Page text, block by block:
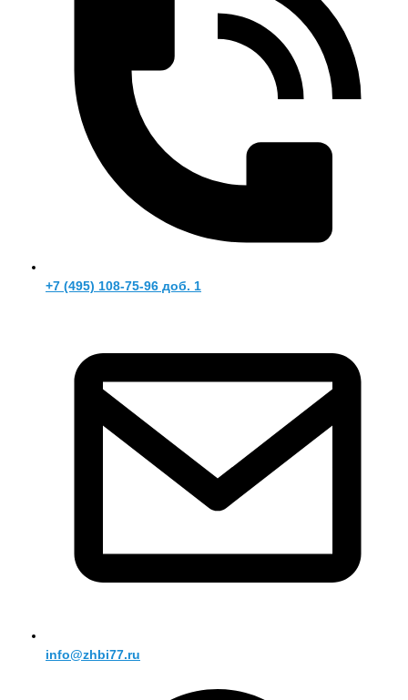
+7 (495) 108-75-96 доб. 1
info@zhbi77.ru